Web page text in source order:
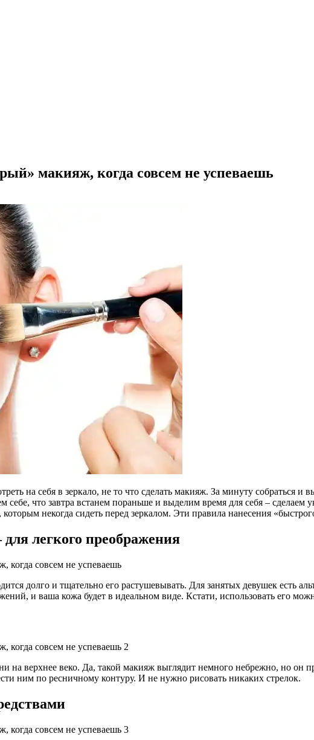
макияж, когда совсем не успеваешь
на себя в зеркало, не то что сделать макияж. За минуту собраться
что завтра встанем пораньше и выделим время для себя – сделаем
некогда сидеть перед зеркалом. Эти правила нанесения
легкого преображения
долго и тщательно его растушевывать. Для занятых девушек есть
и ваша кожа будет в идеальном виде. Кстати, использовать его
на верхнее веко. Да, такой макияж выглядит немного небрежно, но он
ним по ресничному контуру. И не нужно рисовать никаких стрелок.